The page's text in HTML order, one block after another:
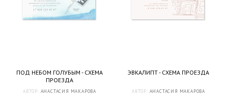
ПОД НЕБОМ ГОЛУБЫМ - СХЕМА
ПРОЕЗДА
АВТОР: АНАСТАСИЯ МАКАРОВА
ЭВКАЛИПТ - СХЕМА ПРОЕЗДА
АВТОР: АНАСТАСИЯ МАКАРОВА